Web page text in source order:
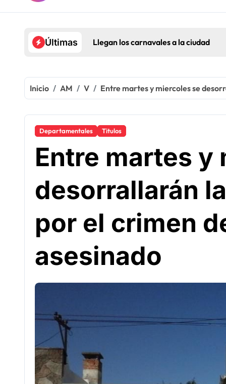
Últimas Llegan los carnavales a la ciudad
Inicio AM V Entre martes y miercoles se
Departamentales Titulos
Entre martes y
desorrallarán
por el crimen
asesinado